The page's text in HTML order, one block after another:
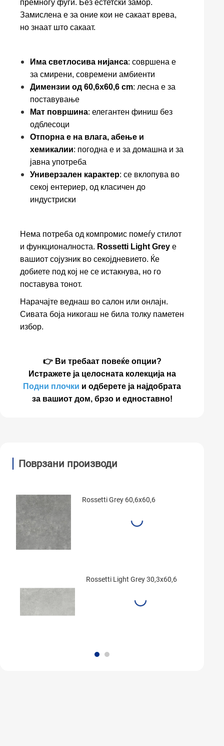
премногу фуги. Без естетски замор.
Замислена е за оние кои не сакаат врева,
но знаат што сакаат.
Има светлосива нијанса: совршена е
за смирени, современи амбиенти
Димензии од 60,6x60,6 cm: лесна е за
поставување
Мат површина: елегантен финиш без
одблесоци
Отпорна е на влага, абење и
хемикалии: погодна е и за домашна и за
јавна употреба
Универзален карактер: се вклопува во
секој ентериер, од класичен до
индустриски
Нема потреба од компромис помеѓу стилот
и функционалноста. Rossetti Light Grey е
вашиот сојузник во секојдневието. Ќе
добиете под кој не се истакнува, но го
поставува тонот.
Нарачајте веднаш во салон или онлајн.
Сивата боја никогаш не била толку паметен
избор.
👉 Ви требаат повеќе опции?
Истражете ја целосната колекција на
Подни плочки и одберете ја најдобрата
за вашиот дом, брзо и едноставно!
Поврзани производи
Rossetti Grey 60,6x60,6
Rossetti Light Grey 30,3x60,6